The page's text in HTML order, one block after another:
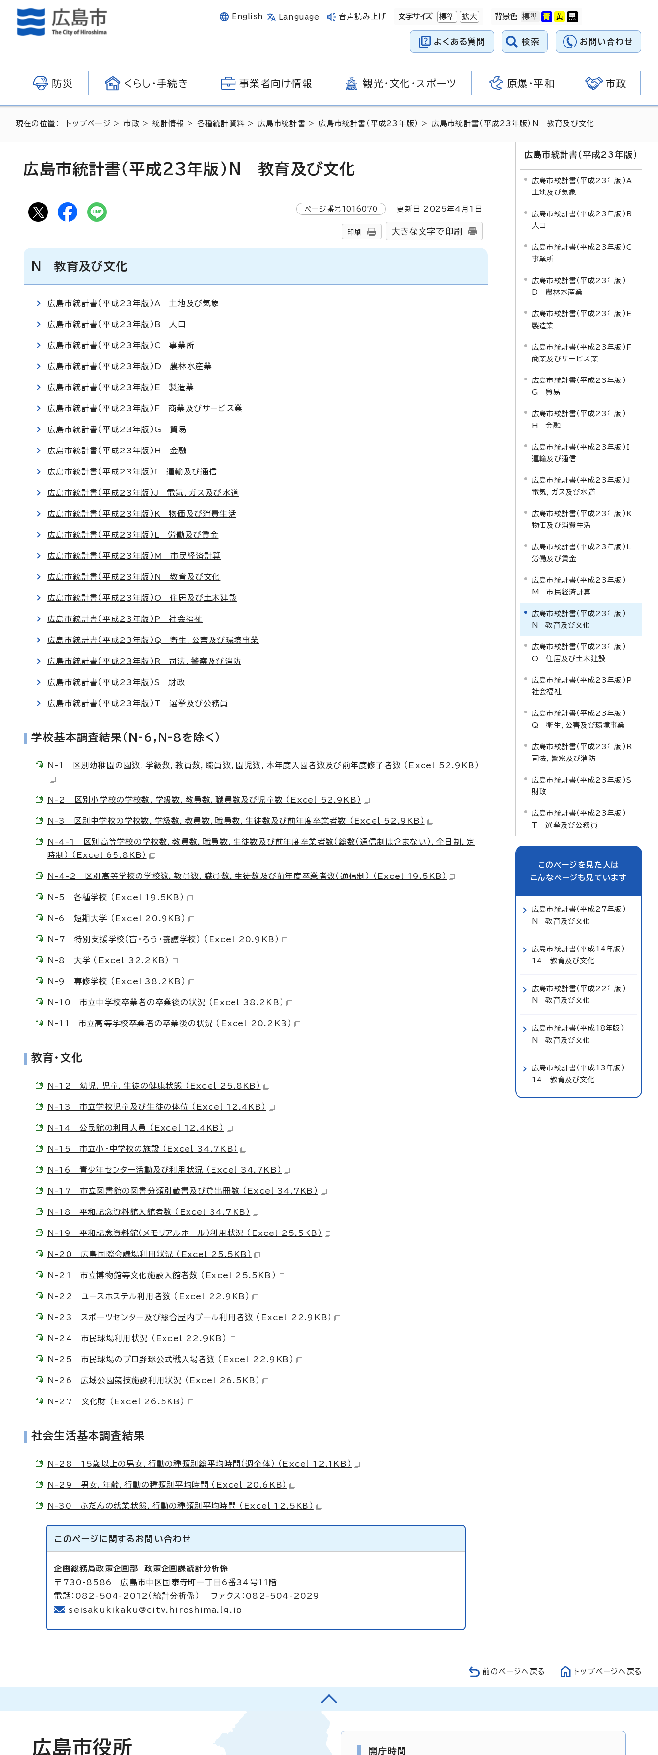
English Language 音声読み上げ 文字サイズ 標準 拡大 背景色
よくある質問 検索 お問い合わせ
防災 くらし・手続き 事業者向け情報 観光・文化・スポーツ 原爆・平和 市政
現在の位置： トップページ >市政 >統計情報 > 各種統計資料 > 広島市統計書 > 広島市統計書（平成23年版） > 広島市統計書（平成23年版）N 教育及び文化
広島市統計書（平成23年版）N 教育及び文化
ページ番号1016070 更新日 2025年4月1日
印刷 大きな文字で印刷
N 教育及び文化
広島市統計書（平成23年版）A 土地及び気象
広島市統計書（平成23年版）B 人口
広島市統計書（平成23年版）C 事業所
広島市統計書（平成23年版）D 農林水産業
広島市統計書（平成23年版）E 製造業
広島市統計書（平成23年版）F 商業及びサービス業
広島市統計書（平成23年版）G 貿易
広島市統計書（平成23年版）H 金融
広島市統計書（平成23年版）I 運輸及び通信
広島市統計書（平成23年版）J 電気，ガス及び水道
広島市統計書（平成23年版）K 物価及び消費生活
広島市統計書（平成23年版）L 労働及び賃金
広島市統計書（平成23年版）M 市民経済計算
広島市統計書（平成23年版）N 教育及び文化
広島市統計書（平成23年版）O 住居及び土木建設
広島市統計書（平成23年版）P 社会福祉
広島市統計書（平成23年版）Q 衛生，公害及び環境事業
広島市統計書（平成23年版）R 司法，警察及び消防
広島市統計書（平成23年版）S 財政
広島市統計書（平成23年版）T 選挙及び公務員
学校基本調査結果(N-6,N-8を除く)
N-1 区別幼稚園の園数，学級数，教員数，職員数，園児数，本年度入園者数及び前年度修了者数 （Excel 52.9KB）
N-2 区別小学校の学校数，学級数，教員数，職員数及び児童数 （Excel 52.9KB）
N-3 区別中学校の学校数，学級数，教員数，職員数，生徒数及び前年度卒業者数 （Excel 52.9KB）
N-4-1 区別高等学校の学校数，教員数，職員数，生徒数及び前年度卒業者数（総数（通信制は含まない），全日制，定
時制） （Excel 65.8KB）
N-4-2 区別高等学校の学校数，教員数，職員数，生徒数及び前年度卒業者数（通信制） （Excel 19.5KB）
N-5 各種学校 （Excel 19.5KB）
N-6 短期大学 （Excel 20.9KB）
N-7 特別支援学校（盲・ろう・養護学校） （Excel 20.9KB）
N-8 大学 （Excel 32.2KB）
N-9 専修学校 （Excel 38.2KB）
N-10 市立中学校卒業者の卒業後の状況 （Excel 38.2KB）
N-11 市立高等学校卒業者の卒業後の状況 （Excel 20.2KB）
教育・文化
N-12 幼児，児童，生徒の健康状態 （Excel 25.8KB）
N-13 市立学校児童及び生徒の体位 （Excel 12.4KB）
N-14 公民館の利用人員 （Excel 12.4KB）
N-15 市立小・中学校の施設 （Excel 34.7KB）
N-16 青少年センター活動及び利用状況 （Excel 34.7KB）
N-17 市立図書館の図書分類別蔵書及び貸出冊数 （Excel 34.7KB）
N-18 平和記念資料館入館者数 （Excel 34.7KB）
N-19 平和記念資料館（メモリアルホール）利用状況 （Excel 25.5KB）
N-20 広島国際会議場利用状況 （Excel 25.5KB）
N-21 市立博物館等文化施設入館者数 （Excel 25.5KB）
N-22 ユースホステル利用者数 （Excel 22.9KB）
N-23 スポーツセンター及び総合屋内プール利用者数 （Excel 22.9KB）
N-24 市民球場利用状況 （Excel 22.9KB）
N-25 市民球場のプロ野球公式戦入場者数 （Excel 22.9KB）
N-26 広域公園競技施設利用状況 （Excel 26.5KB）
N-27 文化財 （Excel 26.5KB）
社会生活基本調査結果
N-28 15歳以上の男女，行動の種類別総平均時間（週全体） （Excel 12.1KB）
N-29 男女，年齢，行動の種類別平均時間 （Excel 20.6KB）
N-30 ふだんの就業状態，行動の種類別平均時間 （Excel 12.5KB）
このページに関する お問い合わせ
企画総務局政策企画部 政策企画課統計分析係
〒730-8586 広島市中区国泰寺町一丁目6番34号11階
電話：082-504-2012（統計分析係） ファクス：082-504-2029
seisakukikaku@city.hiroshima.lg.jp
広島市統計書（平成23年版）
広島市統計書（平成23年版）A
土地及び気象
広島市統計書（平成23年版）B
人口
広島市統計書（平成23年版）C
事業所
広島市統計書（平成23年版）
D 農林水産業
広島市統計書（平成23年版）E
製造業
広島市統計書（平成23年版）F
商業及びサービス業
広島市統計書（平成23年版）
G 貿易
広島市統計書（平成23年版）
H 金融
広島市統計書（平成23年版）I
運輸及び通信
広島市統計書（平成23年版）J
電気，ガス及び水道
広島市統計書（平成23年版）K
物価及び消費生活
広島市統計書（平成23年版）L
労働及び賃金
広島市統計書（平成23年版）
M 市民経済計算
広島市統計書（平成23年版）
N 教育及び文化
広島市統計書（平成23年版）
O 住居及び土木建設
広島市統計書（平成23年版）P
社会福祉
広島市統計書（平成23年版）
Q 衛生，公害及び環境事業
広島市統計書（平成23年版）R
司法，警察及び消防
広島市統計書（平成23年版）S
財政
広島市統計書（平成23年版）
T 選挙及び公務員
このページを見た人は
こんなページも見ています
広島市統計書（平成27年版）
N 教育及び文化
広島市統計書（平成14年版）
14 教育及び文化
広島市統計書（平成22年版）
N 教育及び文化
広島市統計書（平成18年版）
N 教育及び文化
広島市統計書（平成13年版）
14 教育及び文化
前のページへ戻る トップページへ戻る
広島市役所 開庁時間